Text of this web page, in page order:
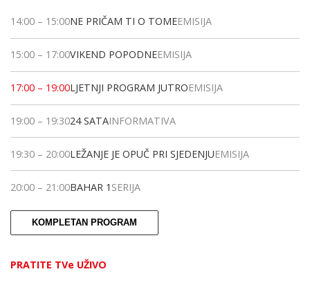
14:00 – 15:00NE PRIČAM TI O TOMEEMISIJA
15:00 – 17:00VIKEND POPODNEEMISIJA
17:00 – 19:00LJETNJI PROGRAM JUTROEMISIJA
19:00 – 19:3024 SATAINFORMATIVA
19:30 – 20:00LEŽANJE JE OPUČ PRI SJEDENJUEMISIJA
20:00 – 21:00BAHAR 1 SERIJA
KOMPLETAN PROGRAM
PRATITE TVe UŽIVO